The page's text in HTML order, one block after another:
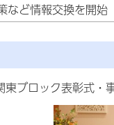
など情報交換を開始
ブロック表彰式・